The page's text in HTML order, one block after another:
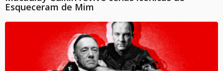
Esqueceram de Mim